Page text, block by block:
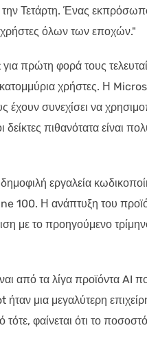
την Τετάρτη. Ένας
όλων των εποχών."
πρώτη φορά τους
εκατομμύρια χρήστες. Η
συνεχίσει να
πιθανότατα είναι
εργαλεία
100. Η ανάπτυξη του
με το προηγούμενο
από τα λίγα προϊόντα AI
μια μεγαλύτερη
φαίνεται ότι το ποσοστό